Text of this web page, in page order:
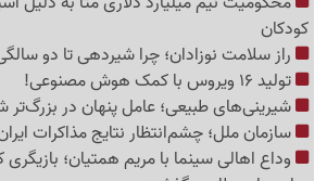
کودکان
راز سلامت نوزادان؛ چرا شیردهی تا دو
تولید 16 ویروس با کمک هوش مصنوعی!
شیرینی‌های طبیعی؛ عامل پنهان در
سازمان ملل؛ چشم‌انتظار نتایج مذاکرات